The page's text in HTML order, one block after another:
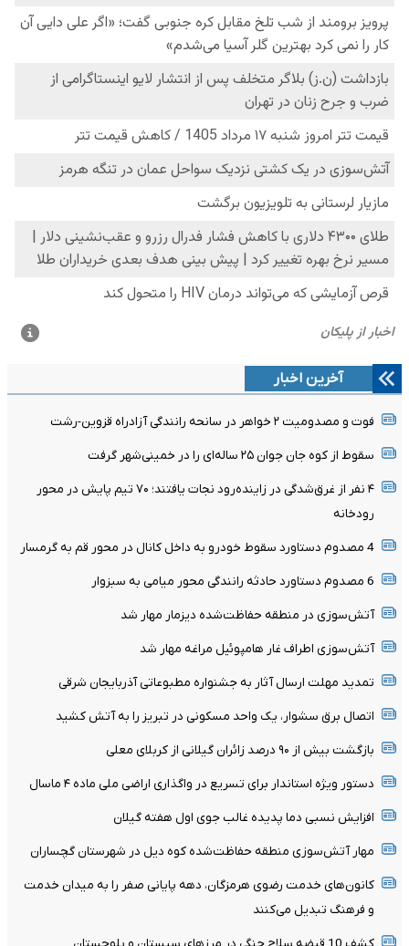
آخرین اخبار
فوت و مصدومیت ۲ خواهر در سانحه رانندگی آزادراه قزوین-رشت
سقوط از کوه جان جوان ۲۵ ساله‌ای را در خمینی‌شهر گرفت
۴ نفر از غرق‌شدگی در زاینده‌رود نجات یافتند؛ ۷۰ تیم پایش در محور
رودخانه
4 مصدوم دستاورد سقوط خودرو به داخل کانال در محور قم به گرمسار
6 مصدوم دستاورد حادثه رانندگی محور میامی به سبزوار
آتش‌سوزی در منطقه حفاظت‌شده دیزمار مهار شد
آتش‌سوزی اطراف غار هامپوئیل مراغه مهار شد
تمدید مهلت ارسال آثار به جشنواره مطبوعاتی آذربایجان شرقی
اتصال برق سشوار، یک واحد مسکونی در تبریز را به آتش کشید
بازگشت بیش از ۹۰ درصد زائران گیلانی از کربلای معلی
دستور ویژه استاندار برای تسریع در واگذاری اراضی ملی ماده ۴ ماسال
افزایش نسبی دما پدیده غالب جوی اول هفته گیلان
مهار آتش‌سوزی منطقه حفاظت‌شده کوه دیل در شهرستان گچساران
کانون‌های خدمت رضوی هرمزگان، دهه پایانی صفر را به میدان خدمت
و فرهنگ تبدیل می‌کنند